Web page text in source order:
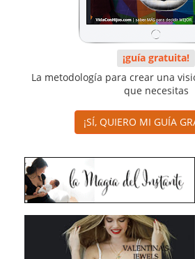
¡guía gratuita!
La metodología para crear una
que necesitas
¡SÍ, QUIERO MI GUÍA